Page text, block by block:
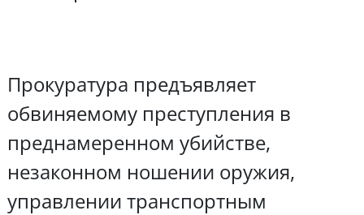
Прокуратура предъявляет
обвиняемому преступления в
преднамеренном убийстве,
незаконном ношении оружия,
управлении транспортным